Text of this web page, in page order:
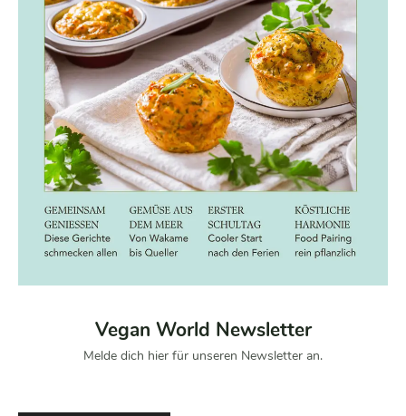
Vegan World Newsletter
Melde dich hier für unseren Newsletter an.